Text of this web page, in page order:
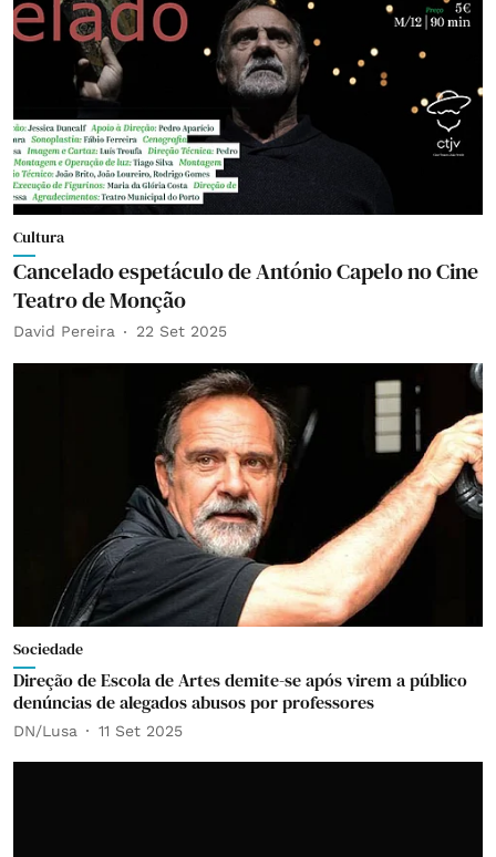
Cultura
Cancelado espetáculo de António Capelo no Cine
Teatro de Monção
David Pereira 22 Set 2025
Sociedade
Direção de Escola de Artes demite-se após virem a público
denúncias de alegados abusos por professores
DN/Lusa 11 Set 2025